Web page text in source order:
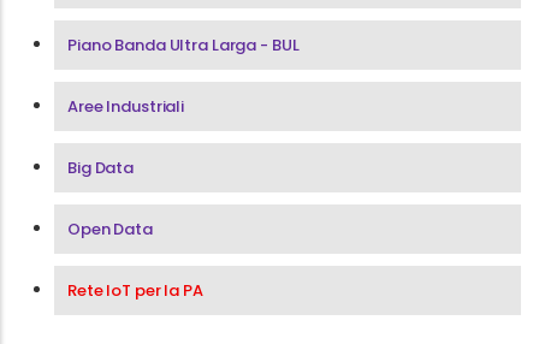
Piano Banda Ultra Larga - BUL
Aree Industriali
Big Data
Open Data
Rete IoT per la PA